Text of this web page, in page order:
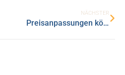
NÄCHSTER
Preisanpassungen können auch Chancen sein